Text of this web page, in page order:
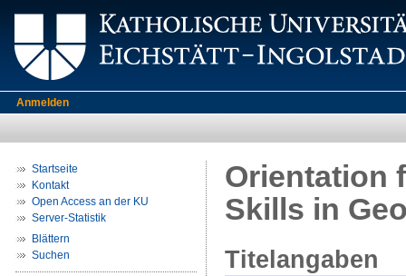
Anmelden
Startseite
Kontakt
Open Access an der KU
Server-Statistik
Blättern
Suchen
Orientation
Skills in
Titelangaben